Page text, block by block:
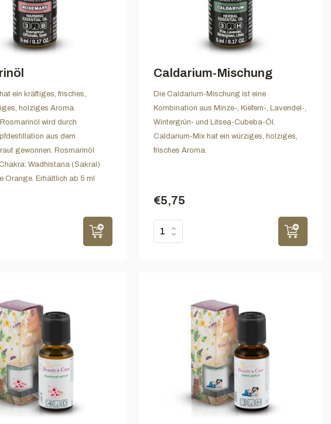
ein kräftiges, frisches,
holziges Aroma.
wird durch
aus dem
gewonnen. Rosmarinöl
Wadhistana (Sakral)
Orange. Erhältlich ab 5 ml
Caldarium-Mischung
Die Caldarium-Mischung ist eine
Kombination aus Minze-, Kiefern-, Lavendel-,
Wintergrün- und Litsea-Cubeba-Öl.
Caldarium-Mix hat ein würziges, holziges,
frisches Aroma.
€5,75